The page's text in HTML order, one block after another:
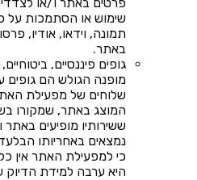
שימוש או הסתמכות על
תמונה, וידאו, אודיו,
באתר.
גופים פיננסיים,
מופנה הגולש הם גופים
שלוחים של מפעילת
המוצג באתר, שמקורו
ששירותיו מופיעים
נמצאים באחריותו
כי למפעילת האתר אין כל
היא ערבה למידת הדיוק